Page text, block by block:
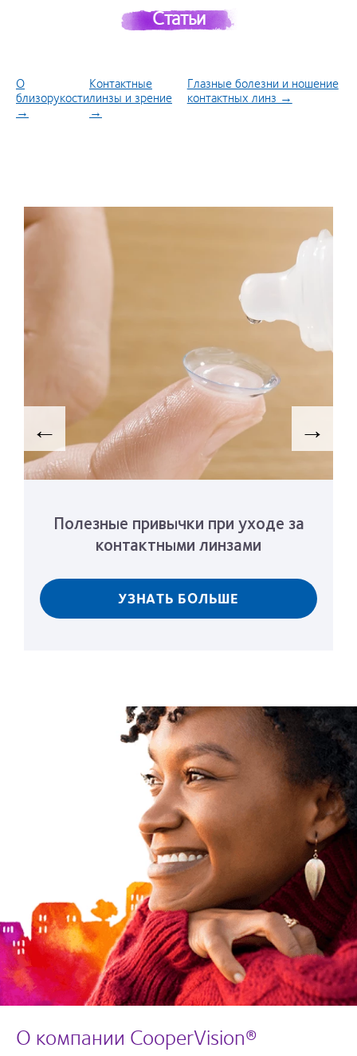
Статьи
О
близорукости
→
Контактные
линзы и зрение
→
Глазные болезни и ношение
контактных линз →
Полезные привычки при уходе за
контактными линзами
УЗНАТЬ БОЛЬШЕ
← →
О компании CooperVision®